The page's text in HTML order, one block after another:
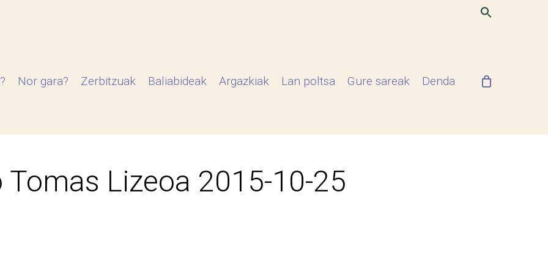
Nor gara? Zerbitzuak Baliabideak Argazkiak Lan poltsa Gure sareak Denda
Tomas Lizeoa 2015-10-25